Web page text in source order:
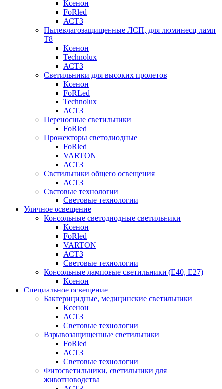
Ксенон
FoRled
АСТЗ
Пылевлагозащищенные ЛСП, для люминесц ламп
Т8
Ксенон
Technolux
АСТЗ
Светильники для высоких пролетов
Ксенон
FoRLed
Technolux
АСТЗ
Переносные светильники
FoRled
Прожекторы светодиодные
FoRled
VARTON
АСТЗ
Светильники общего освещения
АСТЗ
Световые технологии
Световые технологии
Уличное освещение
Консольные светодиодные светильники
Ксенон
FoRled
VARTON
АСТЗ
Световые технологии
Консольные ламповые светильники (Е40, Е27)
Ксенон
Специальное освещение
Бактерицидные, медицинские светильники
Ксенон
АСТЗ
Световые технологии
Взрывозащищенные светильники
FoRled
АСТЗ
Световые технологии
Фитосветильники, светильники для
животноводства